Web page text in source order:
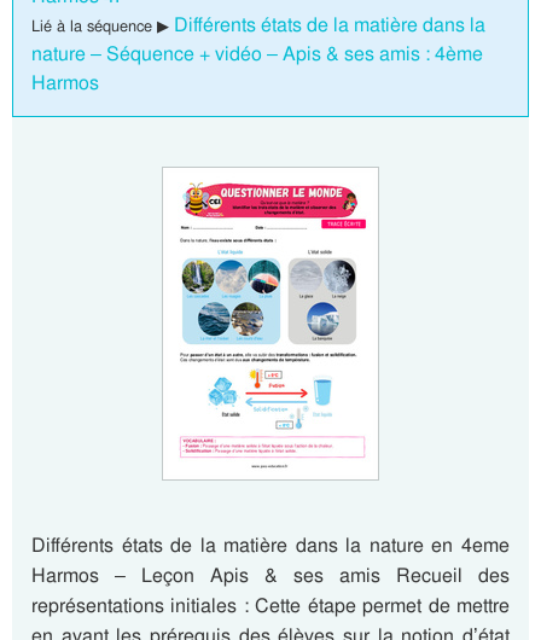
Lié à la séquence ▶ Différents états de la matière dans la
nature – Séquence + vidéo – Apis & ses amis : 4ème
Harmos
Différents états de la matière dans la nature en 4eme
Harmos – Leçon Apis & ses amis Recueil des
représentations initiales : Cette étape permet de mettre